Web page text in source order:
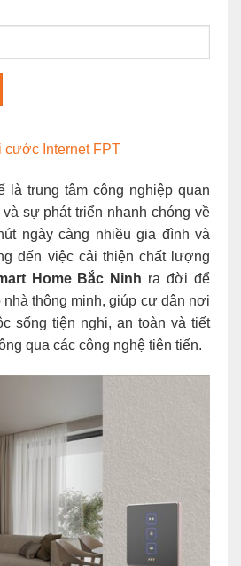
cước Internet FPT
là trung tâm công nghiệp quan
sự phát triển nhanh chóng về
ngày càng nhiều gia đình và
đến việc cải thiện chất lượng
Home Bắc Ninh ra đời để
nhà thông minh, giúp cư dân nơi
sống tiện nghi, an toàn và tiết
qua các công nghệ tiên tiến.